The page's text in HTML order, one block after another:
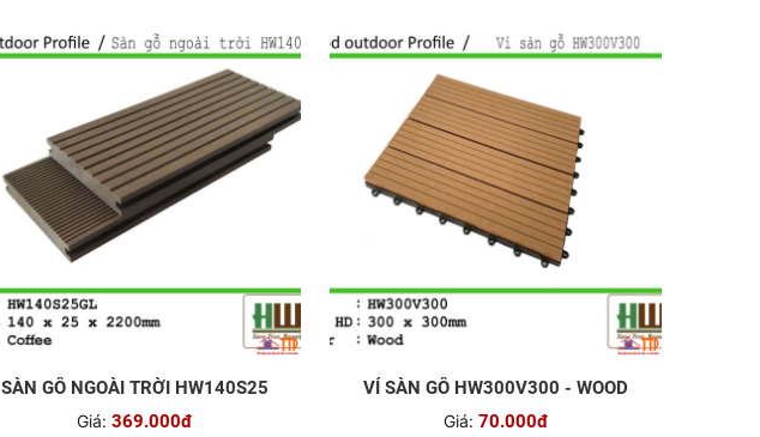
SÀN GỖ NGOÀI TRỜI HW140S25
Giá: 369.000đ
VỈ SÀN GỖ HW300V300 - WOOD
Giá: 70.000đ